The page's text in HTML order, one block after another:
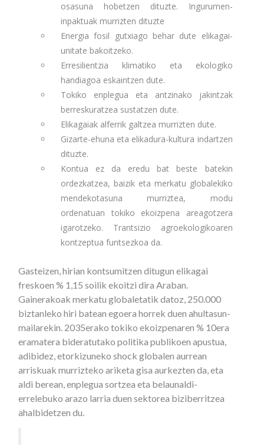
osasuna hobetzen dituzte. Ingurumen-
inpaktuak murrizten dituzte
Energia fosil gutxiago behar dute elikagai-
unitate bakoitzeko.
Erresilientzia klimatiko eta ekologiko
handiagoa eskaintzen dute.
Tokiko enplegua eta antzinako jakintzak
berreskuratzea sustatzen dute.
Elikagaiak alferrik galtzea murrizten dute.
Gizarte-ehuna eta elikadura-kultura indartzen
dituzte.
Kontua ez da eredu bat beste batekin
ordezkatzea, baizik eta merkatu globalekiko
mendekotasuna murriztea, modu
ordenatuan tokiko ekoizpena areagotzera
igarotzeko. Trantsizio agroekologikoaren
kontzeptua funtsezkoa da.
Gasteizen, hirian kontsumitzen ditugun elikagai
freskoen % 1,15 soilik ekoitzi dira Araban.
Gainerakoak merkatu globaletatik datoz, 250.000
biztanleko hiri batean egoera horrek duen ahultasun-
mailarekin. 2035erako tokiko ekoizpenaren % 10era
eramatera bideratutako politika publikoen apustua,
adibidez, etorkizuneko shock globalen aurrean
arriskuak murrizteko ariketa gisa aurkezten da, eta
aldi berean, enplegua sortzea eta belaunaldi-
errelebuko arazo larria duen sektorea biziberritzea
ahalbidetzen du.